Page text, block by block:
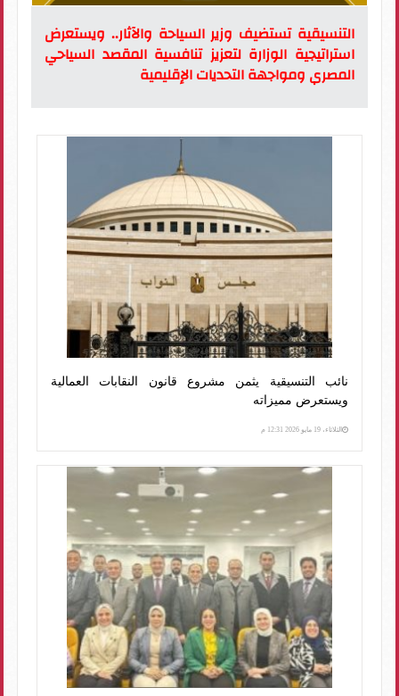
التنسيقية تستضيف وزير السياحة والآثار.. ويستعرض
استراتيجية الوزارة لتعزيز تنافسية المقصد السياحي
المصري ومواجهة التحديات الإقليمية
نائب التنسيقية يثمن مشروع قانون النقابات العمالية
ويستعرض مميزاته
الثلاثاء، 19 مايو 2026 12:31 م